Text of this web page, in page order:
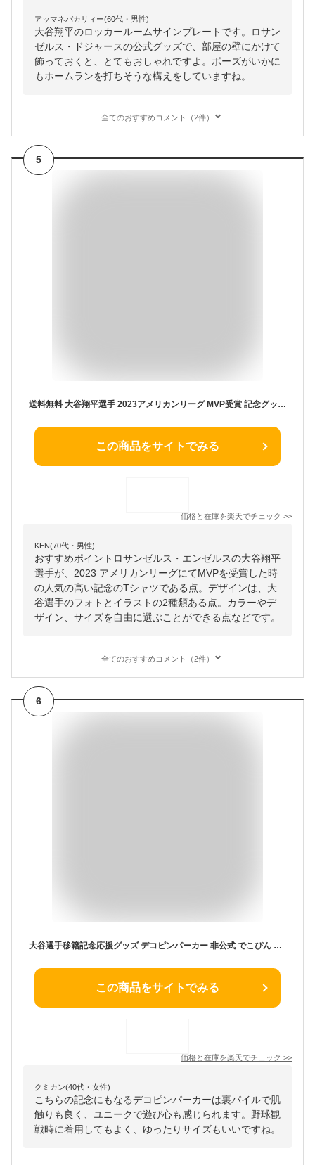
アッマネバカリィー(60代・男性)
大谷翔平のロッカールームサインプレートです。ロサン
ゼルス・ドジャースの公式グッズで、部屋の壁にかけて
飾っておくと、とてもおしゃれですよ。ポーズがいかに
もホームランを打ちそうな構えをしていますね。
全てのおすすめコメント（2件）
5
送料無料 大谷翔平選手 2023アメリカンリーグ MVP受賞 記念グッズ フォトTシャツ イラストTシャツ メンズ SHOHEI OHTANI LAエンゼルス 大リーグ 野球 数量限定 ファンアイテム スポーツアパレル/MVP-AL23-0002
この商品をサイトでみる
価格と在庫を楽天でチェック >>
KEN(70代・男性)
おすすめポイントロサンゼルス・エンゼルスの大谷翔平
選手が、2023 アメリカンリーグにてMVPを受賞した時
の人気の高い記念のTシャツである点。デザインは、大
谷選手のフォトとイラストの2種類ある点。カラーやデ
ザイン、サイズを自由に選ぶことができる点などです。
全てのおすすめコメント（2件）
6
大谷選手移籍記念応援グッズ デコピンパーカー 非公式 でこぴん ドジャース dodgers 大谷翔平 MLB Shohei Ohtani decoy dekopin 二刀流 野球 メジャー おもしろ ネタ ギフト プレゼント かわいい 団体 ウケ狙い 誕生日 記念日 綿 パロディ イラスト パーカー 裏パイル
この商品をサイトでみる
価格と在庫を楽天でチェック >>
クミカン(40代・女性)
こちらの記念にもなるデコピンパーカーは裏パイルで肌
触りも良く、ユニークで遊び心も感じられます。野球観
戦時に着用してもよく、ゆったりサイズもいいですね。